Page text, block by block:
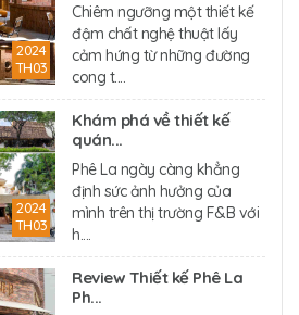
2024
TH03
Chiêm ngưỡng một thiết kế
đậm chất nghệ thuật lấy
cảm hứng từ những đường
cong t....
2024
TH03
Khám phá về thiết kế
quán...
Phê La ngày càng khẳng
định sức ảnh hưởng của
mình trên thị trường F&B với
h....
Review Thiết kế Phê La
Ph...